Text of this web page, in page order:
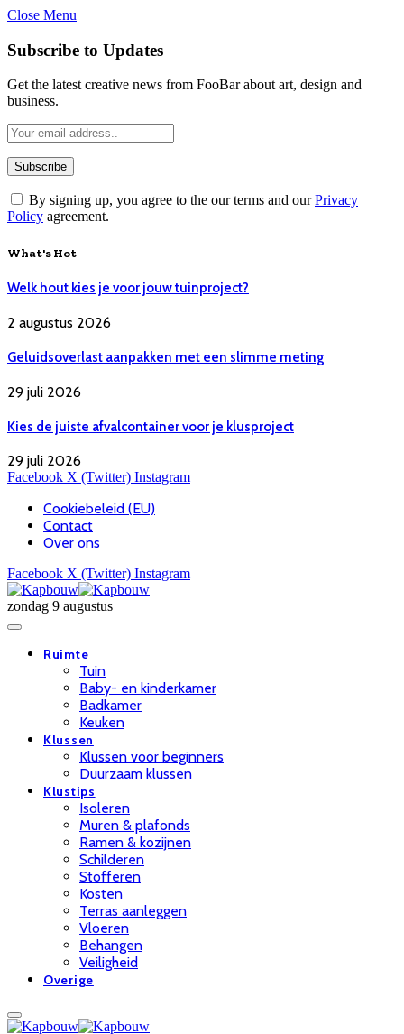
Close Menu
Subscribe to Updates
Get the latest creative news from FooBar about art, design and
business.
By signing up, you agree to the our terms and ourPrivacy
Policy agreement.
What's Hot
Welk hout kies je voor jouw tuinproject?
2 augustus 2026
Geluidsoverlast aanpakken met een slimme meting
29 juli 2026
Kies de juiste afvalcontainer voor je klusproject
29 juli 2026
Facebook X (Twitter) Instagram
Cookiebeleid (EU)
Contact
Over ons
Facebook X (Twitter) Instagram
zondag 9 augustus
Ruimte
Tuin
Baby- en kinderkamer
Badkamer
Keuken
Klussen
Klussen voor beginners
Duurzaam klussen
Klustips
Isoleren
Muren & plafonds
Ramen & kozijnen
Schilderen
Stofferen
Kosten
Terras aanleggen
Vloeren
Behangen
Veiligheid
Overige